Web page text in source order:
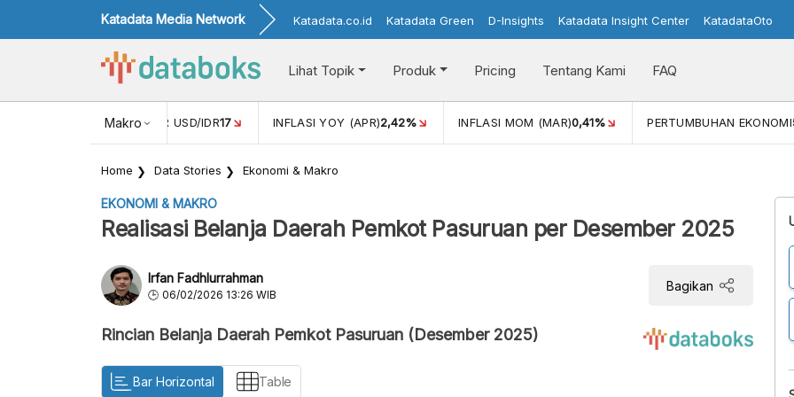
Katadata Media Network Katadata.co.id Katadata Green D-Insights Katadata Insight Center KatadataOto
Lihat Topik Produk Pricing Tentang Kami FAQ
Makro
NILAI TUKAR USD/IDR17 INFLASI YOY (APR)2,42% INFLASI MOM (MAR)0,41% PERTUMBUHAN EKONOMI
Home Data Stories Ekonomi & Makro
EKONOMI & MAKRO
Realisasi Belanja Daerah Pemkot Pasuruan per Desember 2025
Irfan Fadhlurrahman
06/02/2026 13:26 WIB
Bagikan
Rincian Belanja Daerah Pemkot Pasuruan (Desember 2025)
Bar Horizontal Table